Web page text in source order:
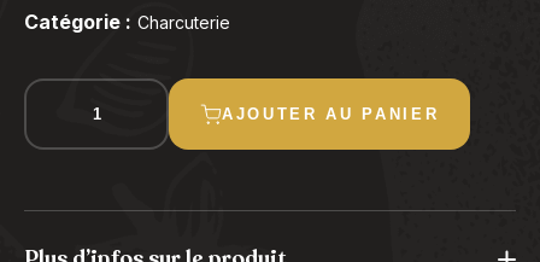
Catégorie : Charcuterie
quantité
JAMBON
150g
AJOUTER AU PANIER